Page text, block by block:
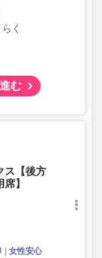
く
む
ス【後方
】
女性安心